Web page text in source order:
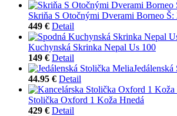
Skriňa S Otočnými Dverami Borneo Š:
449 € Detail
Kuchynská Skrinka Nepal Us 100
149 € Detail
44.95 € Detail
Stolička Oxford 1 Koža Hnedá
429 € Detail